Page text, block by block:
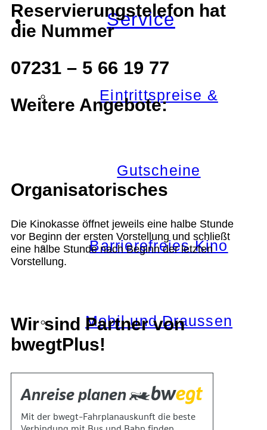
Service
Eintrittspreise &
Gutscheine
Barrierefreies Kino
Mobil und Draussen
KOKI+
Reservierungstelefon hat
die Nummer
07231 – 5 66 19 77
Weitere Angebote:
Organisatorisches
Die Kinokasse öffnet jeweils eine halbe Stunde
vor Beginn der ersten Vorstellung und schließt
eine halbe Stunde nach Beginn der letzten
Vorstellung.
Wir sind Partner von
bwegtPlus!